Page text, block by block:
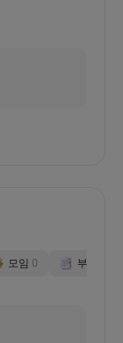
모임 0 부스